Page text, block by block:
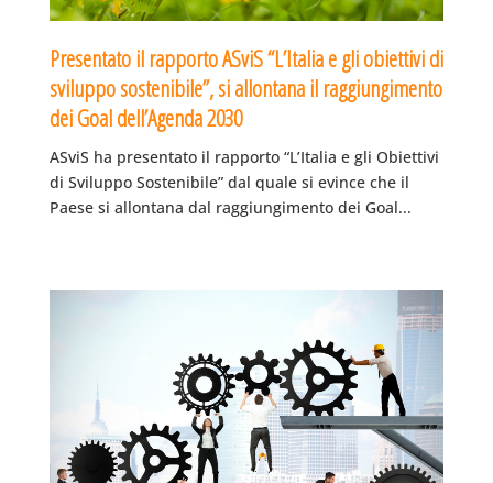
Presentato il rapporto ASviS “L’Italia e gli obiettivi di
sviluppo sostenibile”, si allontana il raggiungimento
dei Goal dell’Agenda 2030
ASviS ha presentato il rapporto “L’Italia e gli Obiettivi
di Sviluppo Sostenibile” dal quale si evince che il
Paese si allontana dal raggiungimento dei Goal...